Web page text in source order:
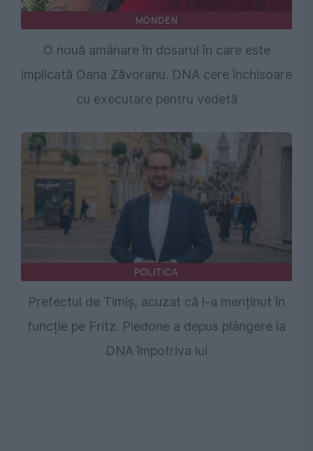
MONDEN
O nouă amânare în dosarul în care este
implicată Oana Zăvoranu. DNA cere închisoare
cu executare pentru vedetă
POLITICA
Prefectul de Timiș, acuzat că l-a menținut în
funcție pe Fritz. Piedone a depus plângere la
DNA împotriva lui